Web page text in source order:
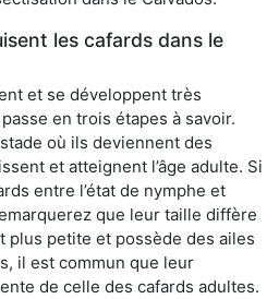
les cafards dans le
et se développent très
en trois étapes à savoir.
où ils deviennent des
et atteignent l’âge adulte. Si
entre l’état de nymphe et
que leur taille diffère
plus petite et possède des ailes
il est commun que leur
de celle des cafards adultes.